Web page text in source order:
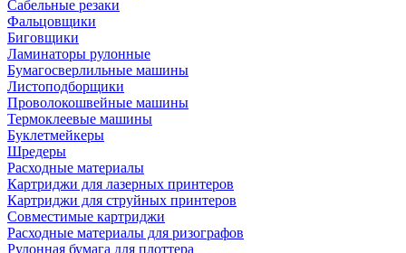
Сабельные резаки
Фальцовщики
Биговщики
Ламинаторы рулонные
Бумагосверлильные машины
Листоподборщики
Проволокошвейные машины
Термоклеевые машины
Буклетмейкеры
Шредеры
Расходные материалы
Картриджи для лазерных принтеров
Картриджи для струйных принтеров
Совместимые картриджи
Расходные материалы для ризографов
Рулонная бумага для плоттера